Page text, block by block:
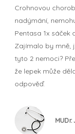
Crohnovou
nadýmání,
Pentasa 1x sáček
Zajímalo by mně,
tyto 2 nemoci?
že lepek může
odpověď.